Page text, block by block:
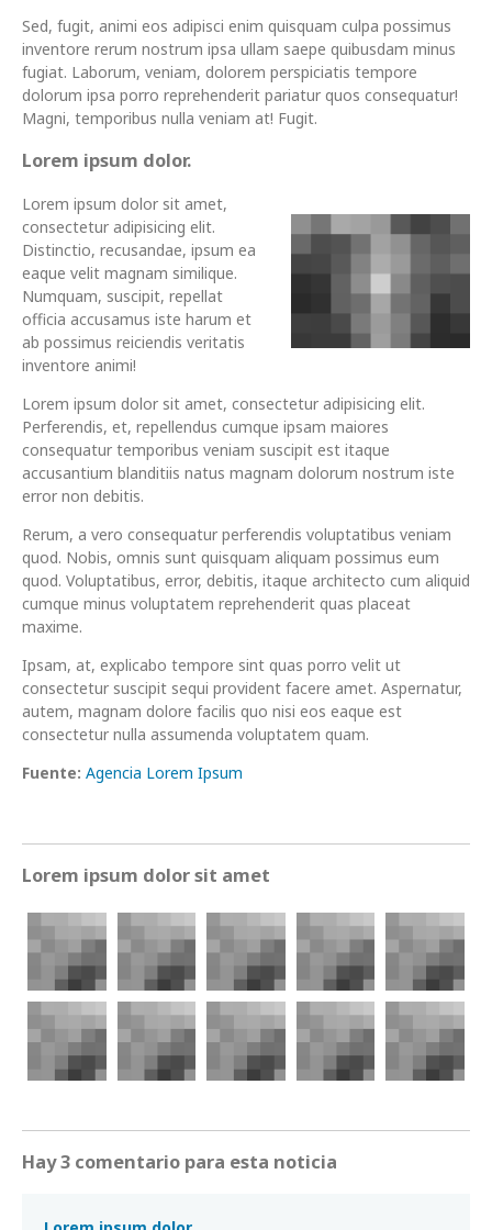
Sed, fugit, animi eos adipisci enim quisquam culpa possimus
inventore rerum nostrum ipsa ullam saepe quibusdam minus
fugiat. Laborum, veniam, dolorem perspiciatis tempore
dolorum ipsa porro reprehenderit pariatur quos consequatur!
Magni, temporibus nulla veniam at! Fugit.
Lorem ipsum dolor.
Lorem ipsum dolor sit amet,
consectetur adipisicing elit.
Distinctio, recusandae, ipsum ea
eaque velit magnam similique.
Numquam, suscipit, repellat
officia accusamus iste harum et
ab possimus reiciendis veritatis
inventore animi!
Lorem ipsum dolor sit amet, consectetur adipisicing elit.
Perferendis, et, repellendus cumque ipsam maiores
consequatur temporibus veniam suscipit est itaque
accusantium blanditiis natus magnam dolorum nostrum iste
error non debitis.
Rerum, a vero consequatur perferendis voluptatibus veniam
quod. Nobis, omnis sunt quisquam aliquam possimus eum
quod. Voluptatibus, error, debitis, itaque architecto cum aliquid
cumque minus voluptatem reprehenderit quas placeat
maxime.
Ipsam, at, explicabo tempore sint quas porro velit ut
consectetur suscipit sequi provident facere amet. Aspernatur,
autem, magnam dolore facilis quo nisi eos eaque est
consectetur nulla assumenda voluptatem quam.
Fuente: Agencia Lorem Ipsum
Lorem ipsum dolor sit amet
Hay 3 comentario para esta noticia